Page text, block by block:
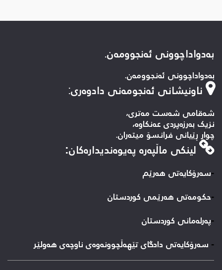
بەدواداچوونی ئەنجوومەن.
بەدواداچوونی ئەنجوومەن.
ناونیشانی ئەنجومەنی دادوەری:
شەقامی شەست مەتری،
نزیک بەرزەپردی عەنکاوە،
چوار ڕێیانی فرانسۆ میتەران.
لینكی ماڵپه‌ره‌ په‌یوه‌ندیداره‌كان:
-سه‌رۆکایه‌تی هه‌رێم
-حكومه‌تی هه‌رێمی كوردستان
-پەرلەمانی کوردستان
- سه‌رۆكایه‌تی دادگای تێهه‌ڵچوونه‌وه‌ی ناوچه‌ی هه‌ولێر